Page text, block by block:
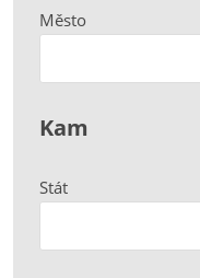
Město
Kam
Stát